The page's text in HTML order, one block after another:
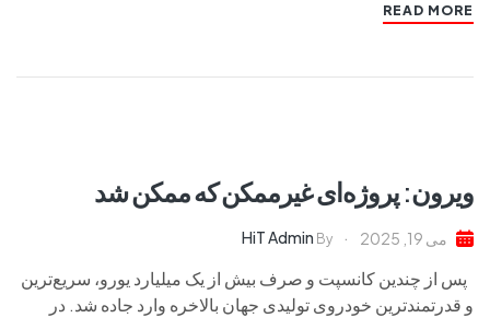
READ MORE
ویرون: پروژه‌ای غیرممکن که ممکن شد
می 19, 2025 By
HiT Admin
پس از چندین کانسپت و صرف بیش از یک میلیارد یورو، سریع‌ترین
و قدرتمندترین خودروی تولیدی جهان بالاخره وارد جاده شد. در